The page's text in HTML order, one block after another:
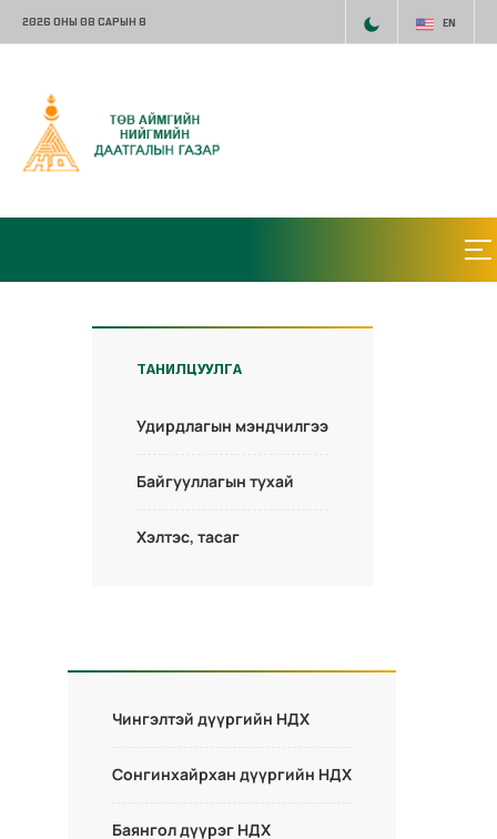
2026 ОНЫ 08 САРЫН 8 EN
ТАНИЛЦУУЛГА
Удирдлагын мэндчилгээ
Байгууллагын тухай
Хэлтэс, тасаг
Чингэлтэй дүүргийн НДХ
Сонгинхайрхан дүүргийн НДХ
Баянгол дүүрэг НДХ